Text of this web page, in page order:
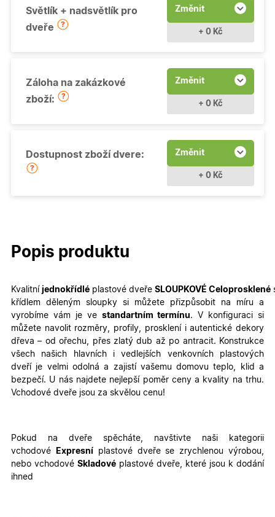
Světlík + nadsvětlík pro
dveře
Změnit
+ 0 Kč
Záloha na zakázkové
zboží:
Změnit
+ 0 Kč
Dostupnost zboží dvere: Změnit
+ 0 Kč
Popis produktu
Kvalitní jednokřídlé plastové dveře SLOUPKOVÉ Celoprosklené
křídlem děleným sloupky si můžete přizpůsobit na míru a
vyrobíme vám je ve standartním termínu. V konfiguraci si
můžete navolit rozměry, profily, prosklení i autentické dekory
dřeva – od ořechu, přes zlatý dub až po antracit. Konstrukce
všech našich hlavních i vedlejších venkovních plastových
dveří je velmi odolná a zajistí vašemu domovu teplo, klid a
bezpečí. U nás najdete nejlepší poměr ceny a kvality na trhu.
Vchodové dveře jsou za skvělou cenu!
Pokud na dveře spěcháte, navštivte naši kategorii
vchodové
Expresní plastové dveře se zrychlenou výrobou,
nebo vchodové Skladové plastové dveře, které jsou k dodání
ihned